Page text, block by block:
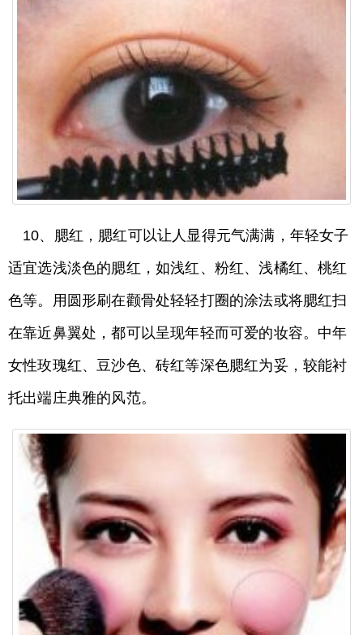
10、腮红，腮红可以让人显得元气满满，年轻女子
适宜选浅淡色的腮红，如浅红、粉红、浅橘红、桃红
色等。用圆形刷在颧骨处轻轻打圈的涂法或将腮红扫
在靠近鼻翼处，都可以呈现年轻而可爱的妆容。中年
女性玫瑰红、豆沙色、砖红等深色腮红为妥，较能衬
托出端庄典雅的风范。